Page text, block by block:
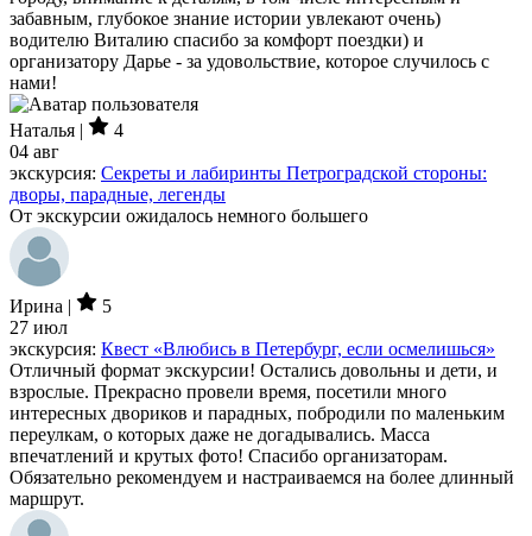
забавным, глубокое знание истории увлекают очень)
водителю Виталию спасибо за комфорт поездки) и
организатору Дарье - за удовольствие, которое случилось с
нами!
Наталья |
4
04 авг
экскурсия: Секреты и лабиринты Петроградской стороны:
дворы, парадные, легенды
От экскурсии ожидалось немного большего
Ирина |
5
27 июл
экскурсия: Квест «Влюбись в Петербург, если осмелишься»
Отличный формат экскурсии! Остались довольны и дети, и
взрослые. Прекрасно провели время, посетили много
интересных двориков и парадных, побродили по маленьким
переулкам, о которых даже не догадывались. Масса
впечатлений и крутых фото! Спасибо организаторам.
Обязательно рекомендуем и настраиваемся на более длинный
маршрут.